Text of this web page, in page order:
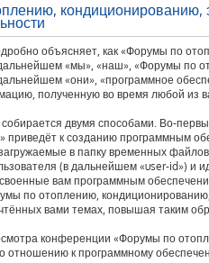
объясняет, как «Форумы по
«мы», «наш», «Форумы по
«они», «программное
полученную во время любой из
двумя способами. Во-
приведёт к созданию программным
в папку временных
(в дальнейшем «user-id») и
вам программным
по отоплению,
вами темах, повышая таким
конференции «Форумы по
отношению к программному